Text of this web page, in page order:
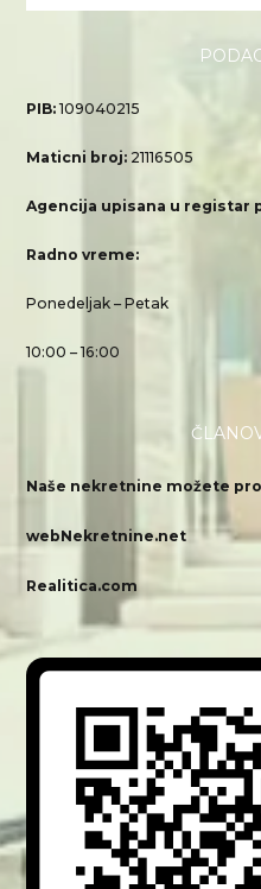
PIB:109040215
Maticni broj: 21116505
Agencija upisana u registar
Radno vreme:
Ponedeljak – Petak
10:00 – 16:00
Naše nekretnine možete
webNekretnine.net
Realitica.com